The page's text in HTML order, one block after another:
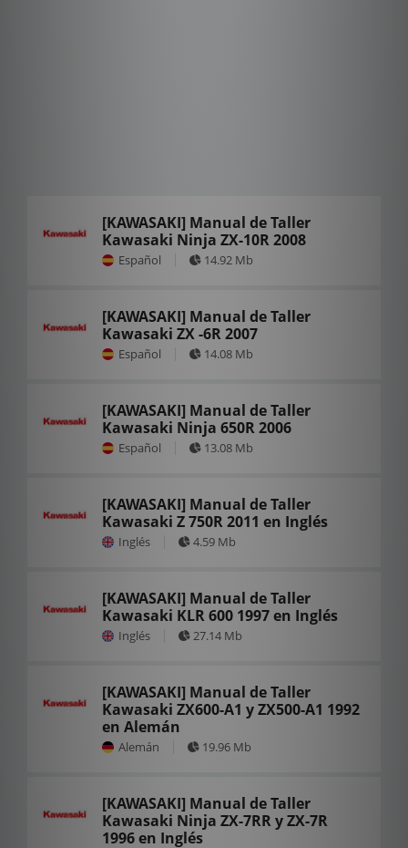
[KAWASAKI] Manual de Taller
Kawasaki Ninja ZX-10R 2008
Español 14.92 Mb
[KAWASAKI] Manual de Taller
Kawasaki ZX -6R 2007
Español 14.08 Mb
[KAWASAKI] Manual de Taller
Kawasaki Ninja 650R 2006
Español 13.08 Mb
[KAWASAKI] Manual de Taller
Kawasaki Z 750R 2011 en Inglés
Inglés 4.59 Mb
[KAWASAKI] Manual de Taller
Kawasaki KLR 600 1997 en Inglés
Inglés 27.14 Mb
[KAWASAKI] Manual de Taller
Kawasaki ZX600-A1 y ZX500-A1 1992
en Alemán
Alemán 19.96 Mb
[KAWASAKI] Manual de Taller
Kawasaki Ninja ZX-7RR y ZX-7R
1996 en Inglés